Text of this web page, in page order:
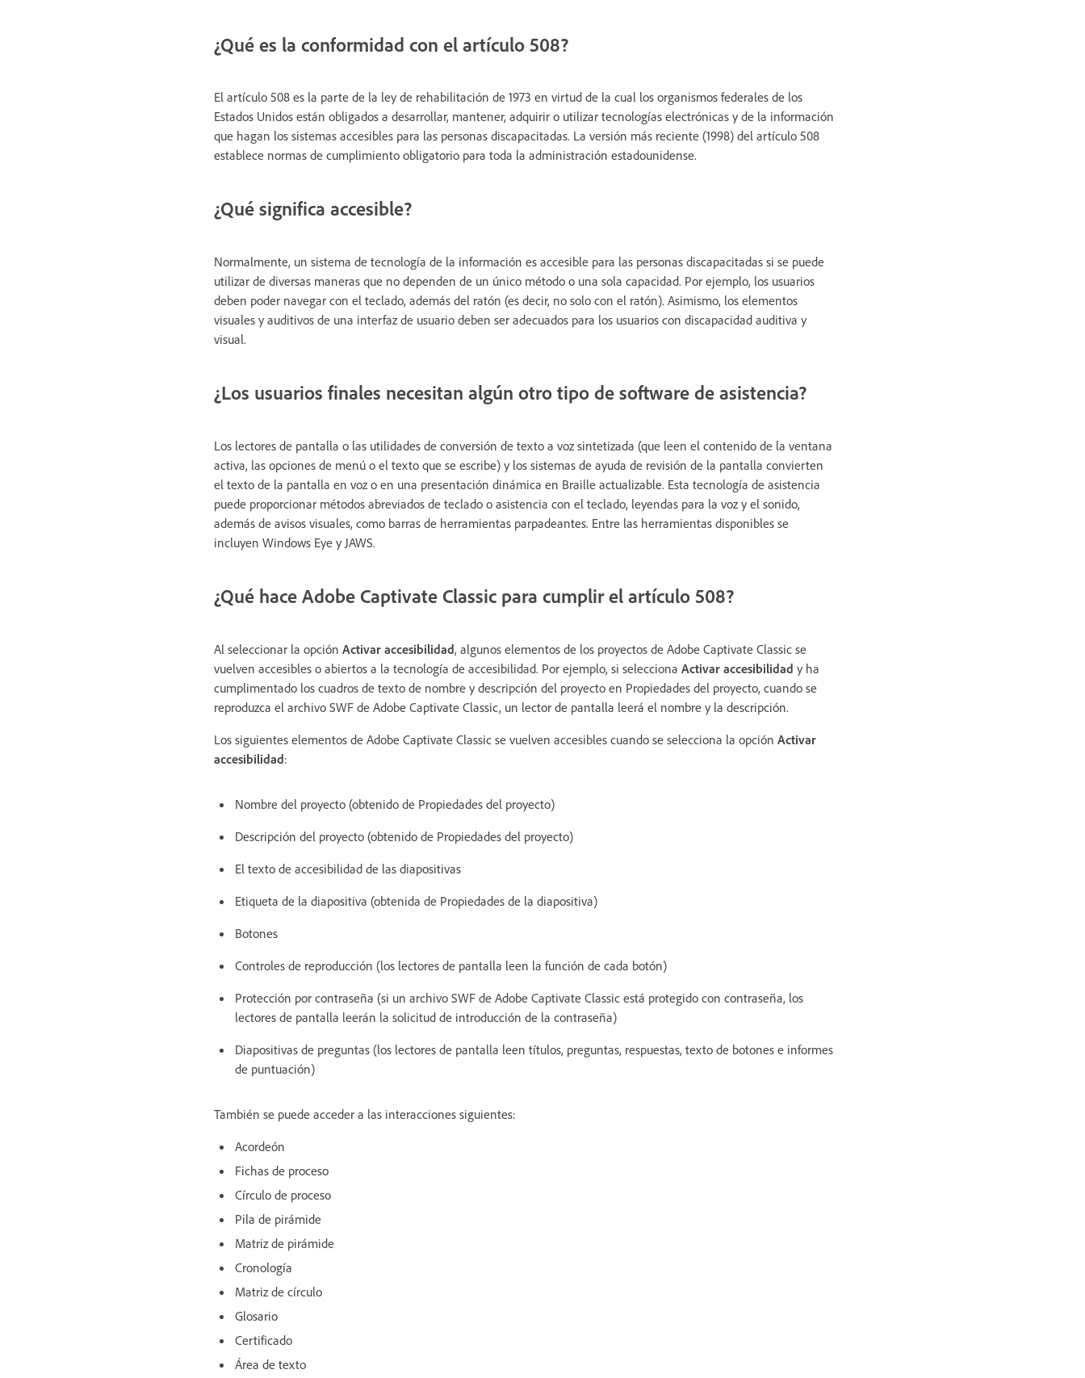
¿Qué es la conformidad con el artículo 508?
El artículo 508 es la parte de la ley de rehabilitación de 1973 en virtud de la cual los organismos federales de los
Estados Unidos están obligados a desarrollar, mantener, adquirir o utilizar tecnologías electrónicas y de la información
que hagan los sistemas accesibles para las personas discapacitadas. La versión más reciente (1998) del artículo 508
establece normas de cumplimiento obligatorio para toda la administración estadounidense.
¿Qué significa accesible?
Normalmente, un sistema de tecnología de la información es accesible para las personas discapacitadas si se puede
utilizar de diversas maneras que no dependen de un único método o una sola capacidad. Por ejemplo, los usuarios
deben poder navegar con el teclado, además del ratón (es decir, no solo con el ratón). Asimismo, los elementos
visuales y auditivos de una interfaz de usuario deben ser adecuados para los usuarios con discapacidad auditiva y
visual.
¿Los usuarios finales necesitan algún otro tipo de software de asistencia?
Los lectores de pantalla o las utilidades de conversión de texto a voz sintetizada (que leen el contenido de la ventana
activa, las opciones de menú o el texto que se escribe) y los sistemas de ayuda de revisión de la pantalla convierten
el texto de la pantalla en voz o en una presentación dinámica en Braille actualizable. Esta tecnología de asistencia
puede proporcionar métodos abreviados de teclado o asistencia con el teclado, leyendas para la voz y el sonido,
además de avisos visuales, como barras de herramientas parpadeantes. Entre las herramientas disponibles se
incluyen Windows Eye y JAWS.
¿Qué hace Adobe Captivate Classic para cumplir el artículo 508?
Al seleccionar la opción Activar accesibilidad, algunos elementos de los proyectos de Adobe Captivate Classic se
vuelven accesibles o abiertos a la tecnología de accesibilidad. Por ejemplo, si selecciona Activar accesibilidad y ha
cumplimentado los cuadros de texto de nombre y descripción del proyecto en Propiedades del proyecto, cuando se
reproduzca el archivo SWF de Adobe Captivate Classic, un lector de pantalla leerá el nombre y la descripción.
Los siguientes elementos de Adobe Captivate Classic se vuelven accesibles cuando se selecciona la opción Activar
accesibilidad:
Nombre del proyecto (obtenido de Propiedades del proyecto)
Descripción del proyecto (obtenido de Propiedades del proyecto)
El texto de accesibilidad de las diapositivas
Etiqueta de la diapositiva (obtenida de Propiedades de la diapositiva)
Botones
Controles de reproducción (los lectores de pantalla leen la función de cada botón)
Protección por contraseña (si un archivo SWF de Adobe Captivate Classic está protegido con contraseña, los
lectores de pantalla leerán la solicitud de introducción de la contraseña)
Diapositivas de preguntas (los lectores de pantalla leen títulos, preguntas, respuestas, texto de botones e informes
de puntuación)
También se puede acceder a las interacciones siguientes:
Acordeón
Fichas de proceso
Círculo de proceso
Pila de pirámide
Matriz de pirámide
Cronología
Matriz de círculo
Glosario
Certificado
Área de texto